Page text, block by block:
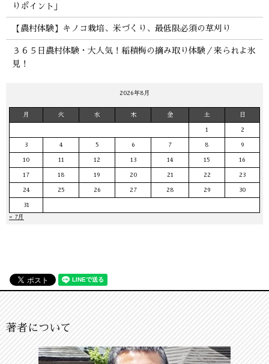
りポイント」
【農村体験】キノコ栽培、米づくり、最低限必須の草刈り
３６５日農村体験・大人気！稲積梅の摘み取り体験／来られよ氷
見！
2026年8月
月 火 水 木 金 土 日
1 2
3 4 5 6 7 8 9
10 11 12 13 14 15 16
17 18 19 20 21 22 23
24 25 26 27 28 29 30
31
« 7月
著者について